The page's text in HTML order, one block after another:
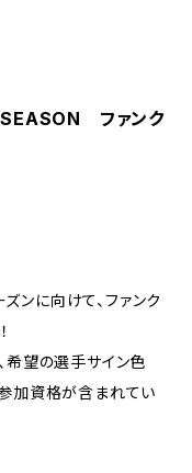
ファンク
に向けて、ファンク
希望の選手サイン色
加資格が含まれてい